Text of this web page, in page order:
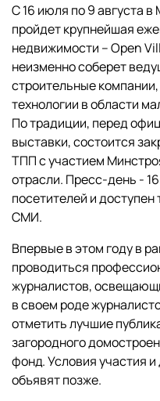
С 16 июля по 9 августа
пройдет крупнейшая
недвижимости – Open
неизменно соберет
строительные
технологии в области
По традиции, перед
выставки, состоится
ТПП с участием
отрасли. Пресс-день -
посетителей и
СМИ.
Впервые в этом году в
проводиться
журналистов,
в своем роде
отметить лучшие
загородного
фонд. Условия участия
объявят позже.